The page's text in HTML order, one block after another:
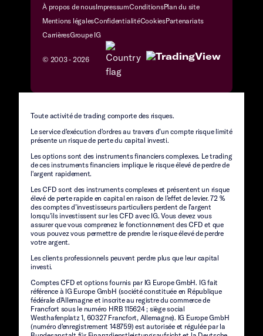
À propos de nousImpressumConditionsPlan du site
Mentions légalesConfidentialitéCookiesPartenariats
CarrièresGroupe IG
© 2003 - 2026
Toute activité de trading comporte des risques.
Le service d'exécution d'ordres au travers d’un compte risque limité
présente un risque de perte du capital investi.
Les options sont des instruments financiers complexes. Le trading
de ces instruments financiers implique le risque élevé de perdre de
l'argent rapidement.
Les CFD sont des instruments complexes et présentent un risque
élevé de perte rapide en capital en raison de l’effet de levier. 72 %
des comptes d’investisseurs particuliers perdent de l’argent
lorsqu’ils investissent sur les CFD avec IG. Vous devez vous
assurer que vous comprenez le fonctionnement des CFD et que
vous pouvez vous permettre de prendre le risque élevé de perdre
votre argent.
Les clients professionnels peuvent perdre plus que leur capital
investi.
Comptes CFD et options fournis par IG Europe GmbH. IG fait
référence à IG Europe GmbH (société constituée en République
fédérale d'Allemagne et inscrite au registre du commerce de
Francfort sous le numéro HRB 115624 ; siège social
Westhafenplatz 1, 60327 Francfort, Allemagne). IG Europe GmbH
(numéro d'enregistrement 148759) est autorisée et régulée par la